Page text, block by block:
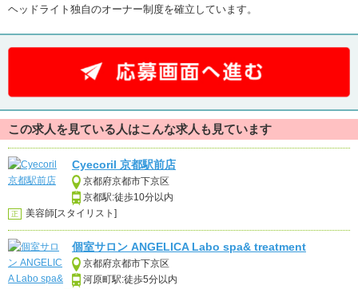
ヘッドライト独自のオーナー制度を確立しています。
この求人を見ている人はこんな求人も見ています
Cyecoril 京都駅前店
京都府京都市下京区
京都駅:徒歩10分以内
正 美容師[スタイリスト]
個室サロン ANGELICA Labo spa& treatment
京都府京都市下京区
河原町駅:徒歩5分以内